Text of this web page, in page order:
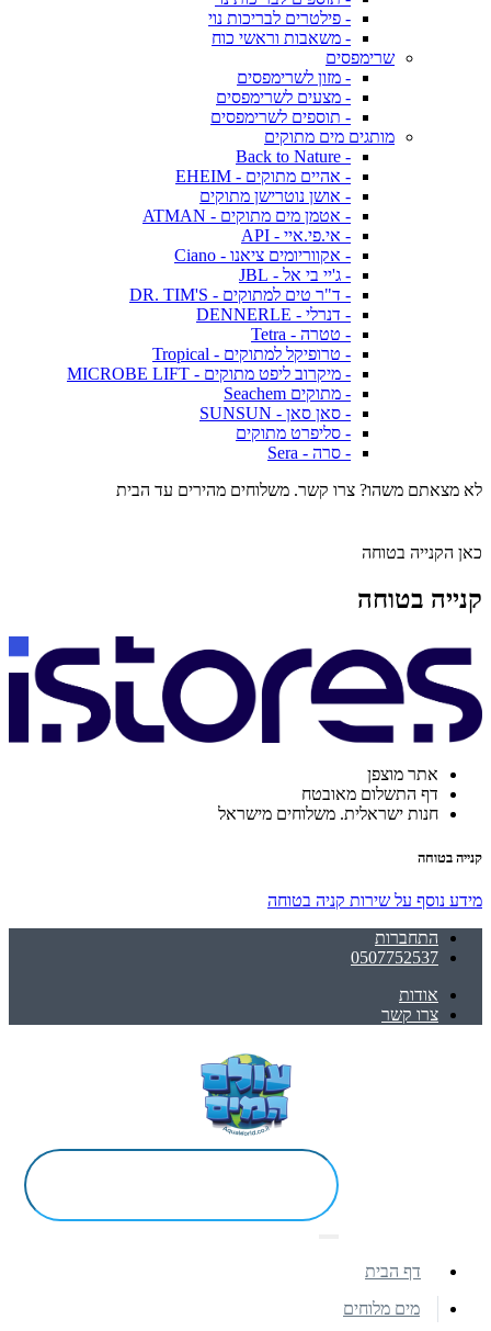
- פילטרים לבריכות נוי
- משאבות וראשי כוח
שרימפסים
- מזון לשרימפסים
- מצעים לשרימפסים
- תוספים לשרימפסים
מותגים מים מתוקים
- Back to Nature
- אהיים מתוקים - EHEIM
- אושן נוטרישן מתוקים
- אטמן מים מתוקים - ATMAN
- אי.פי.איי - API
- אקווריומים ציאנו - Ciano
- ג'יי בי אל - JBL
- ד"ר טים למתוקים - DR. TIM'S
- דנרלי - DENNERLE
- טטרה - Tetra
- טרופיקל למתוקים - Tropical
- מיקרוב ליפט מתוקים - MICROBE LIFT
- מתוקים Seachem
- סאן סאן - SUNSUN
- סליפרט מתוקים
- סרה - Sera
לא מצאתם משהו? צרו קשר. משלוחים מהירים עד הבית
כאן הקנייה בטוחה
קנייה בטוחה
אתר מוצפן
דף התשלום מאובטח
חנות ישראלית. משלוחים מישראל
קנייה בטוחה
מידע נוסף על שירות קניה בטוחה
התחברות
0507752537
אודות
צרו קשר
דף הבית
מים מלוחים